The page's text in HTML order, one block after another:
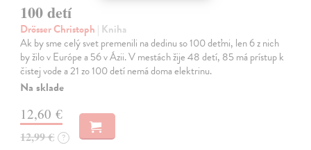
100 detí
Drösser Christoph | Kniha
Ak by sme celý svet premenili na dedinu so 100 deťmi, len 6 z nich
by žilo v Európe a 56 v Ázii. V mestách žije 48 detí, 85 má prístup k
čistej vode a 21 zo 100 detí nemá doma elektrinu.
Na sklade
12,60 €
12,99 € ?